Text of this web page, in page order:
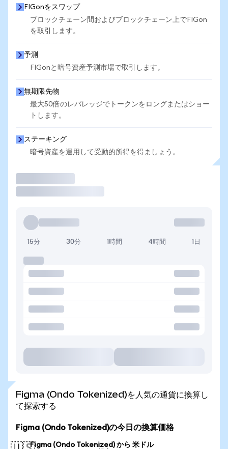
FIGonをスワップ
ブロックチェーン間およびブロックチェーン上でFIGon
を取引します。
予測
FIGonと暗号資産予測市場で取引します。
無期限先物
最大50倍のレバレッジでトークンをロングまたはショー
トします。
ステーキング
暗号資産を運用して受動的所得を得ましょう。
15分 30分 1時間 4時間 1日
Figma (Ondo Tokenized)を人気の通貨に換算し
て探索する
Figma (Ondo Tokenized)の今日の換算価格
Figma (Ondo Tokenized) から 米ドル